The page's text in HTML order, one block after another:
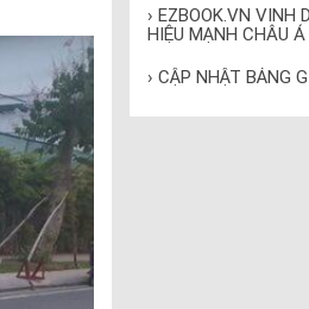
› EZBOOK.VN VINH
HIỆU MẠNH CHÂU
› CẬP NHẬT BẢNG